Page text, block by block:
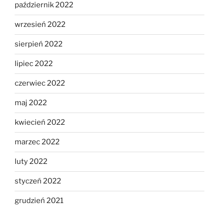
październik 2022
wrzesień 2022
sierpień 2022
lipiec 2022
czerwiec 2022
maj 2022
kwiecień 2022
marzec 2022
luty 2022
styczeń 2022
grudzień 2021